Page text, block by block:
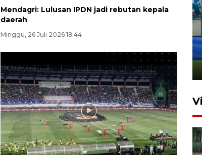
Mendagri: Lulusan IPDN jadi rebutan kepala
daerah
Minggu, 26 Juli 2026 18:44
Penutupan latihan bela negara
Balikpapan
31 Juli 2026 18:01